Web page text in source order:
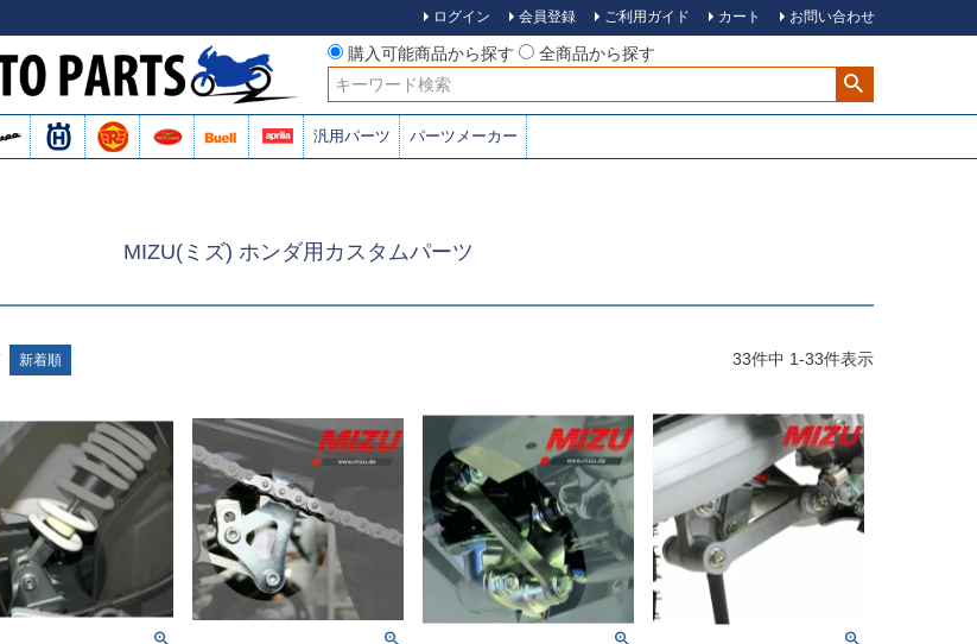
ログイン 会員登録 ご利用ガイド カート お問い合わせ
購入可能商品から探す
全商品から探す
検索
汎用パーツ パーツメーカー
MIZU(ミズ) ホンダ用カスタムパーツ
新着順 33件中 1-33件表示